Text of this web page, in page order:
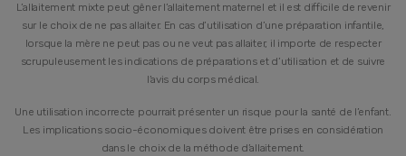
L’allaitement mixte peut gêner l’allaitement maternel et il est difficile de revenir
sur le choix de ne pas allaiter. En cas d’utilisation d’une préparation infantile,
lorsque la mère ne peut pas ou ne veut pas allaiter, il importe de respecter
scrupuleusement les indications de préparations et d’utilisation et de suivre
l’avis du corps médical.
Une utilisation incorrecte pourrait présenter un risque pour la santé de l’enfant.
Les implications socio-économiques doivent être prises en considération
dans le choix de la méthode d’allaitement.